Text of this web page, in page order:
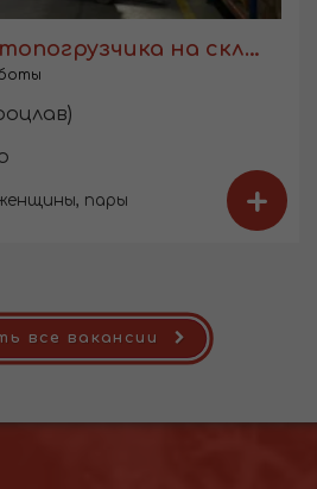
Оператор автопогрузчика на складе
пары +
все вакансии